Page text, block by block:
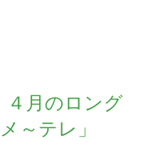
４月のロング
～テレ」